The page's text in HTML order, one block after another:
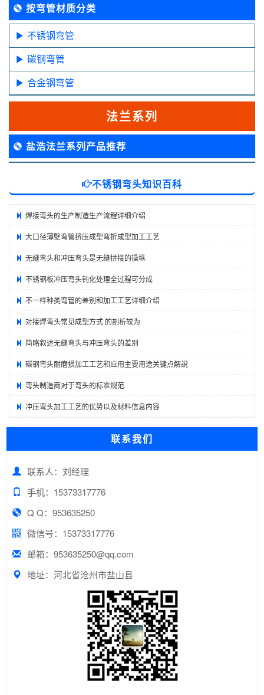
按弯管材质分类
不锈钢弯管
碳钢弯管
合金钢弯管
法兰系列
盐浩法兰系列产品推荐
不锈钢弯头知识百科
焊接弯头的生产制造生产流程详细介绍
大口径薄壁弯管挤压成型弯折成型加工工艺
无缝弯头和冲压弯头是无缝拼接的操纵
不锈钢板冲压弯头钝化处理全过程可分成
不一样种类弯管的差别和加工工艺详细介绍
对接焊弯头常见成型方式 的剖析较为
简略叙述无缝弯头与冲压弯头的差别
碳钢弯头耐磨损加工工艺和应用主要用途关键点解說
弯头制造商对于弯头的标准规范
冲压弯头加工工艺的优势以及材料信息内容
联系我们
联系人：刘经理
手机：15373317776
Q Q：953635250
微信号：15373317776
邮箱：953635250@qq.com
地址：河北省沧州市盐山县